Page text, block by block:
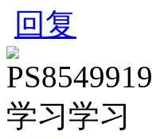
回复
PS8549919
学习学习